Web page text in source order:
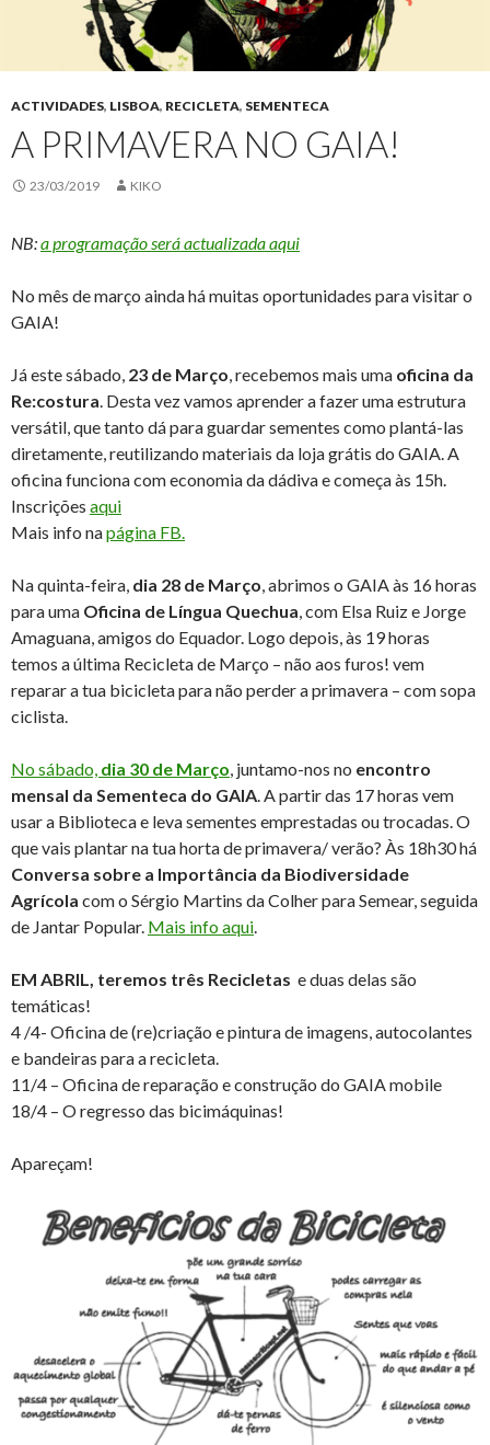
ACTIVIDADES, LISBOA, RECICLETA, SEMENTECA
A PRIMAVERA NO GAIA!
23/03/2019 KIKO
NB:a programação será actualizada aqui
No mês de março ainda há muitas oportunidades para visitar o
GAIA!
Já este sábado, 23 de Março, recebemos mais uma oficina da
Re:costura. Desta vez vamos aprender a fazer uma estrutura
versátil, que tanto dá para guardar sementes como plantá-las
diretamente, reutilizando materiais da loja grátis do GAIA. A
oficina funciona com economia da dádiva e começa às 15h.
Inscrições aqui
Mais info napágina FB.
Na quinta-feira, dia 28 de Março, abrimos o GAIA às 16 horas
para uma Oficina de Língua Quechua, com Elsa Ruiz e Jorge
Amaguana, amigos do Equador. Logo depois, às 19 horas
temos a última Recicleta de Março – não aos furos! vem
reparar a tua bicicleta para não perder a primavera – com sopa
ciclista.
No sábado, dia 30 de Março, juntamo-nos no encontro
mensal da Sementeca do GAIA. A partir das 17 horas vem
usar a Biblioteca e leva sementes emprestadas ou trocadas. O
que vais plantar na tua horta de primavera/ verão? Às 18h30 há
Conversa sobre a Importância da Biodiversidade
Agrícola com o Sérgio Martins da Colher para Semear, seguida
de Jantar Popular. Mais info aqui.
EM ABRIL, teremos três Recicletas e duas delas são
temáticas!
4 /4- Oficina de (re)criação e pintura de imagens, autocolantes
e bandeiras para a recicleta.
11/4 – Oficina de reparação e construção do GAIA mobile
18/4 – O regresso das bicimáquinas!
Apareçam!